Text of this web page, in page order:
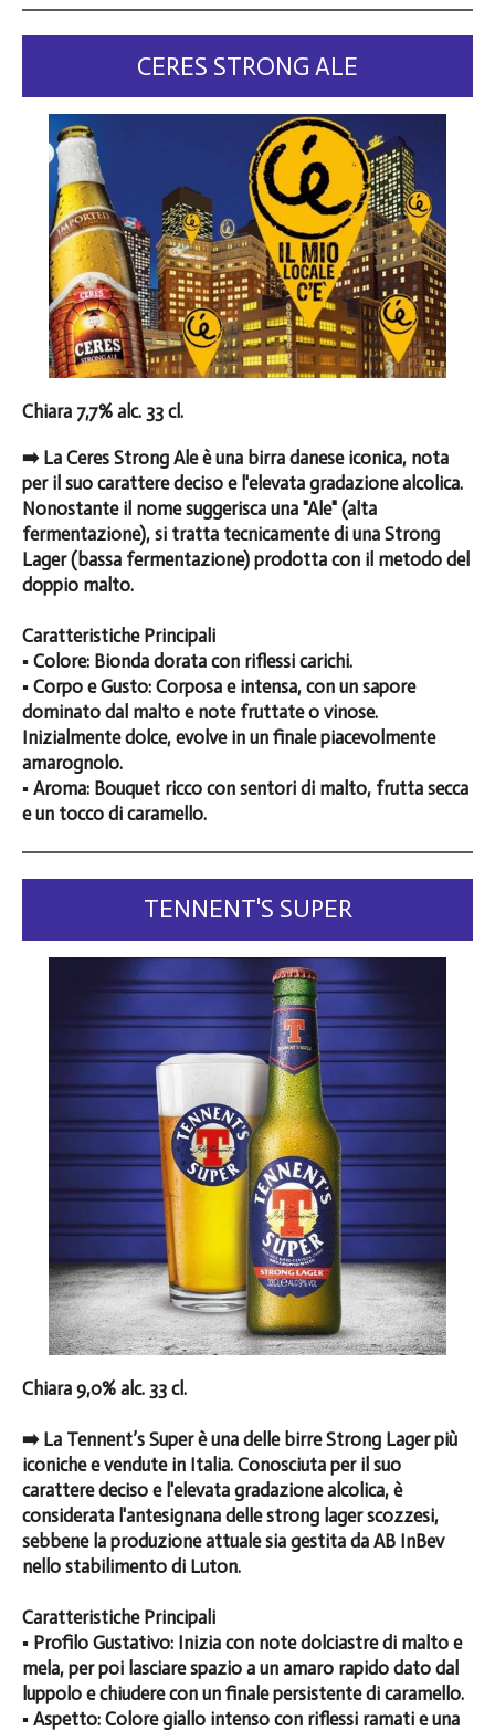
CERES STRONG ALE
Chiara 7,7% alc. 33 cl.
➡️ La Ceres Strong Ale è una birra danese iconica, nota
per il suo carattere deciso e l'elevata gradazione alcolica.
Nonostante il nome suggerisca una "Ale" (alta
fermentazione), si tratta tecnicamente di una Strong
Lager (bassa fermentazione) prodotta con il metodo del
doppio malto.
Caratteristiche Principali
▪️ Colore: Bionda dorata con riflessi carichi.
▪️ Corpo e Gusto: Corposa e intensa, con un sapore
dominato dal malto e note fruttate o vinose.
Inizialmente dolce, evolve in un finale piacevolmente
amarognolo.
▪️ Aroma: Bouquet ricco con sentori di malto, frutta secca
e un tocco di caramello.
TENNENT'S SUPER
Chiara 9,0% alc. 33 cl.
➡️ La Tennent’s Super è una delle birre Strong Lager più
iconiche e vendute in Italia. Conosciuta per il suo
carattere deciso e l'elevata gradazione alcolica, è
considerata l'antesignana delle strong lager scozzesi,
sebbene la produzione attuale sia gestita da AB InBev
nello stabilimento di Luton.
Caratteristiche Principali
▪️ Profilo Gustativo: Inizia con note dolciastre di malto e
mela, per poi lasciare spazio a un amaro rapido dato dal
luppolo e chiudere con un finale persistente di caramello.
▪️ Aspetto: Colore giallo intenso con riflessi ramati e una